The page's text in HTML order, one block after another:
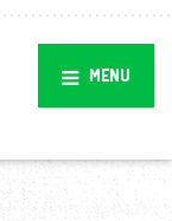
MENU